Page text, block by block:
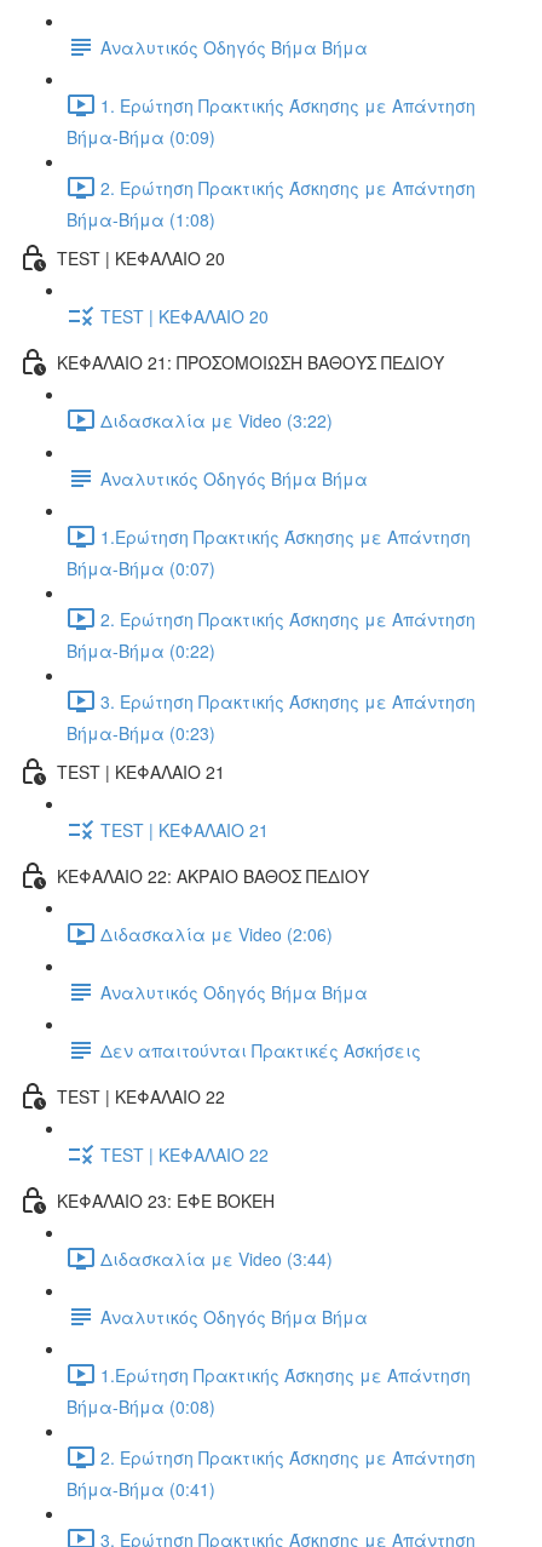
Αναλυτικός Οδηγός Βήμα Βήμα
1. Ερώτηση Πρακτικής Άσκησης με Απάντηση
Βήμα-Βήμα (0:09)
2. Ερώτηση Πρακτικής Άσκησης με Απάντηση
Βήμα-Βήμα (1:08)
TEST | ΚΕΦΑΛΑΙΟ 20
TEST | ΚΕΦΑΛΑΙΟ 20
ΚΕΦΑΛΑΙΟ 21: ΠΡΟΣΟΜΟΙΩΣΗ ΒΑΘΟΥΣ ΠΕΔΙΟΥ
Διδασκαλία με Video (3:22)
Αναλυτικός Οδηγός Βήμα Βήμα
1.Ερώτηση Πρακτικής Άσκησης με Απάντηση
Βήμα-Βήμα (0:07)
2. Ερώτηση Πρακτικής Άσκησης με Απάντηση
Βήμα-Βήμα (0:22)
3. Ερώτηση Πρακτικής Άσκησης με Απάντηση
Βήμα-Βήμα (0:23)
TEST | ΚΕΦΑΛΑΙΟ 21
TEST | ΚΕΦΑΛΑΙΟ 21
ΚΕΦΑΛΑΙΟ 22: ΑΚΡΑΙΟ ΒΑΘΟΣ ΠΕΔΙΟΥ
Διδασκαλία με Video (2:06)
Αναλυτικός Οδηγός Βήμα Βήμα
Δεν απαιτούνται Πρακτικές Ασκήσεις
TEST | ΚΕΦΑΛΑΙΟ 22
TEST | ΚΕΦΑΛΑΙΟ 22
ΚΕΦΑΛΑΙΟ 23: ΕΦΕ BOKEH
Διδασκαλία με Video (3:44)
Αναλυτικός Οδηγός Βήμα Βήμα
1.Ερώτηση Πρακτικής Άσκησης με Απάντηση
Βήμα-Βήμα (0:08)
2. Ερώτηση Πρακτικής Άσκησης με Απάντηση
Βήμα-Βήμα (0:41)
3. Ερώτηση Πρακτικής Άσκησης με Απάντηση